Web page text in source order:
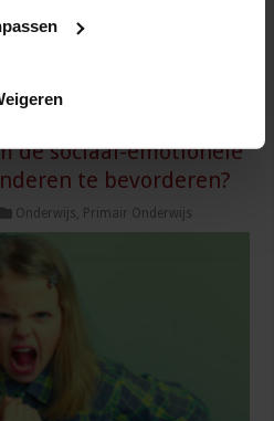
de sociaal-emotionele
te bevorderen?
Onderwijs, Primair Onderwijs